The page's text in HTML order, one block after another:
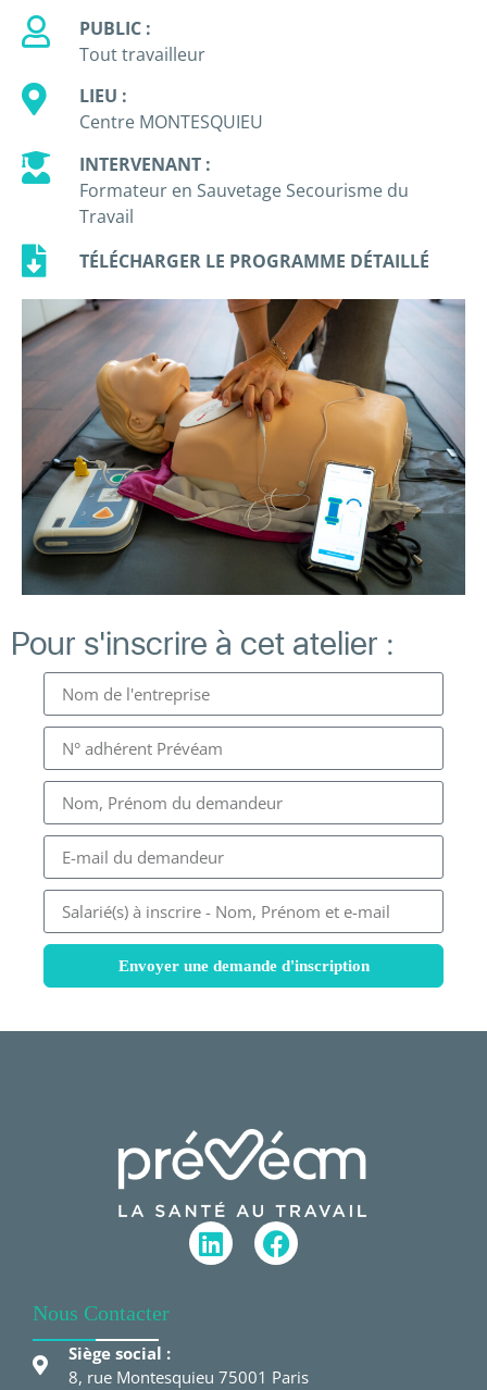
PUBLIC :
Tout travailleur
LIEU :
Centre MONTESQUIEU
INTERVENANT :
Formateur en Sauvetage Secourisme du
Travail
TÉLÉCHARGER LE PROGRAMME DÉTAILLÉ
Pour s'inscrire à cet atelier :
Envoyer une demande d'inscription
Nous Contacter
Siège social :
8, rue Montesquieu 75001 Paris